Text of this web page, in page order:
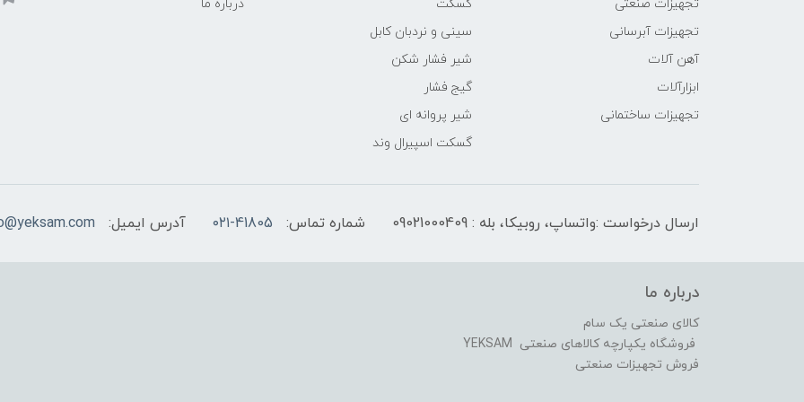
تجهیزات صنعتی
تجهیزات آبرسانی
آهن آلات
ابزارآلات
تجهیزات ساختمانی
گسکت
سینی و نردبان کابل
شیر فشار شکن
گیج فشار
شیر پروانه ای
گسکت اسپیرال وند
درباره ما
ارسال درخواست :واتساپ، روبیکا، بله : 09021000409 شماره تماس: ۰۲۱-41805 آدرس ایمیل:
درباره ما
کالای صنعتی یک سام
فروشگاه یکپارچه کالاهای صنعتی YEKSAM
فروش تجهیزات صنعتی